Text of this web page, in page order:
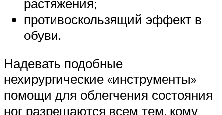
растяжения;
противоскользящий эффект в
обуви.
Надевать подобные
нехирургические «инструменты»
помощи для облегчения состояния
ног разрешаются всем тем, кому